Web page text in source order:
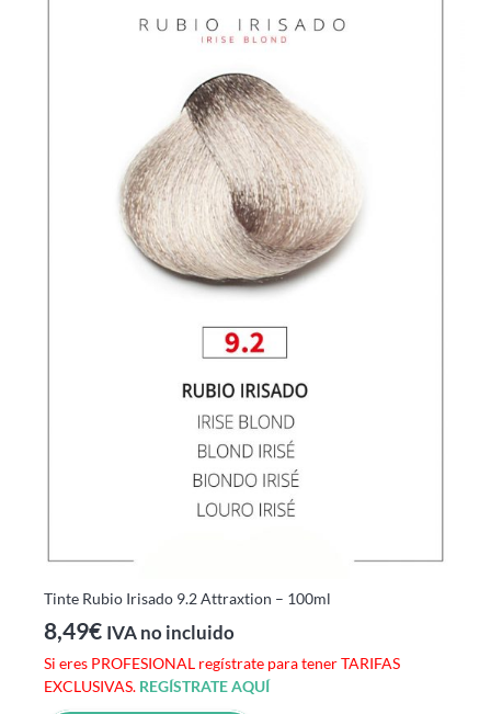
Tinte Rubio Irisado 9.2 Attraxtion – 100ml
8,49€ IVA no incluido
Si eres PROFESIONAL regístrate para tener TARIFAS
EXCLUSIVAS. REGÍSTRATE AQUÍ